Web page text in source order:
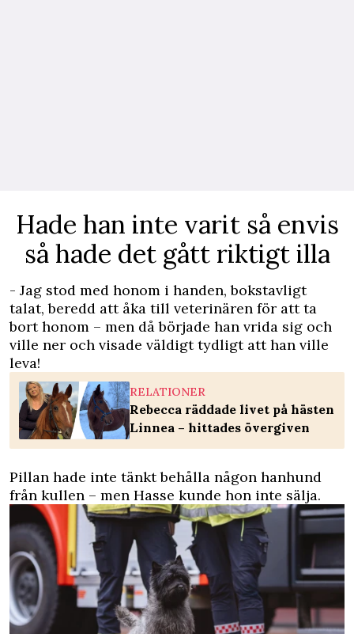
Hade han inte varit så envis
så hade det gått riktigt illa
- Jag stod med honom i handen, bokstavligt
talat, beredd att åka till veterinären för att ta
bort honom – men då började han vrida sig och
ville ner och visade väldigt tydligt att han ville
leva!
RELATIONER
Rebecca räddade livet på hästen
Linnea – hittades övergiven
Pillan hade inte tänkt behålla någon hanhund
från kullen – men Hasse kunde hon inte sälja.